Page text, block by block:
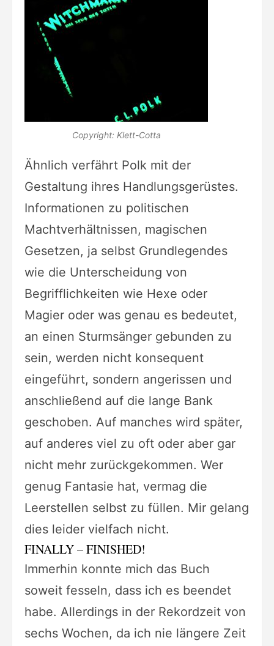
Copyright: Klett-Cotta
Ähnlich verfährt Polk mit der
Gestaltung ihres Handlungsgerüstes.
Informationen zu politischen
Machtverhältnissen, magischen
Gesetzen, ja selbst Grundlegendes
wie die Unterscheidung von
Begrifflichkeiten wie Hexe oder
Magier oder was genau es bedeutet,
an einen Sturmsänger gebunden zu
sein, werden nicht konsequent
eingeführt, sondern angerissen und
anschließend auf die lange Bank
geschoben. Auf manches wird später,
auf anderes viel zu oft oder aber gar
nicht mehr zurückgekommen. Wer
genug Fantasie hat, vermag die
Leerstellen selbst zu füllen. Mir gelang
dies leider vielfach nicht.
FINALLY – FINISHED!
Immerhin konnte mich das Buch
soweit fesseln, dass ich es beendet
habe. Allerdings in der Rekordzeit von
sechs Wochen, da ich nie längere Zeit